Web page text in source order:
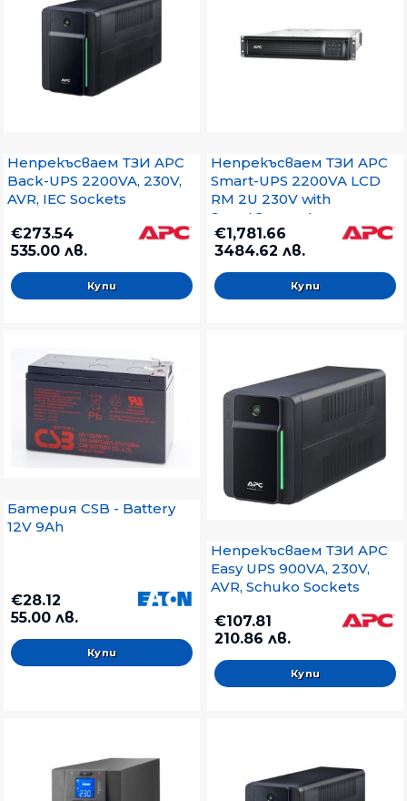
Непрекъсваем ТЗИ APC
Back-UPS 2200VA, 230V,
AVR, IEC Sockets
€273.54
535.00 лв.
Непрекъсваем ТЗИ APC
Smart-UPS 2200VA LCD
RM 2U 230V with
SmartConnect
€1,781.66
3484.62 лв.
Батерия CSB - Battery
12V 9Ah
€28.12
55.00 лв.
Непрекъсваем ТЗИ APC
Easy UPS 900VA, 230V,
AVR, Schuko Sockets
€107.81
210.86 лв.